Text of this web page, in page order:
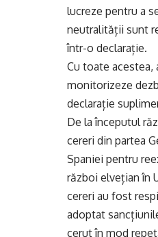
lucreze pentru a
neutralității sunt
într-o declarație.
Cu toate acestea,
monitorizeze
declarație
De la începutul
cereri din partea
Spaniei pentru
război elvețian în
cereri au fost
adoptat
cerut în mod